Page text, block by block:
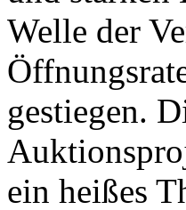
Welle der
gestiegen.
ein heißes